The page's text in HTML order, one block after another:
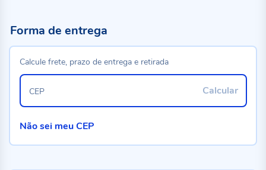
Forma de entrega
Calcule frete, prazo de entrega e retirada
Calcular
CEP
Não sei meu CEP